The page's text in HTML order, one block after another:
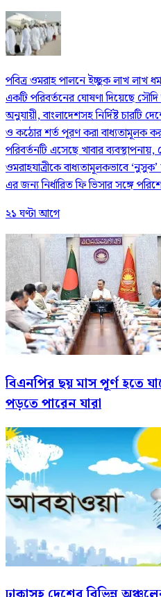
পবিত্র ওমরাহ পালনে ইচ্ছুক লাখ লাখ
একটি পরিবর্তনের ঘোষণা দিয়েছে
অনুযায়ী, বাংলাদেশসহ নির্দিষ্ট চারটি
ও কঠোর শর্ত পূরণ করা বাধ্যতামূলক
পরিবর্তনটি এসেছে খাবার
ওমরাহযাত্রীকে বাধ্যতামূলকভাবে
এর জন্য নির্ধারিত ফি ভিসার সঙ্গে
২১ ঘণ্টা আগে
বিএনপির ছয় মাস পূর্ণ হতে
পড়তে পারেন যারা